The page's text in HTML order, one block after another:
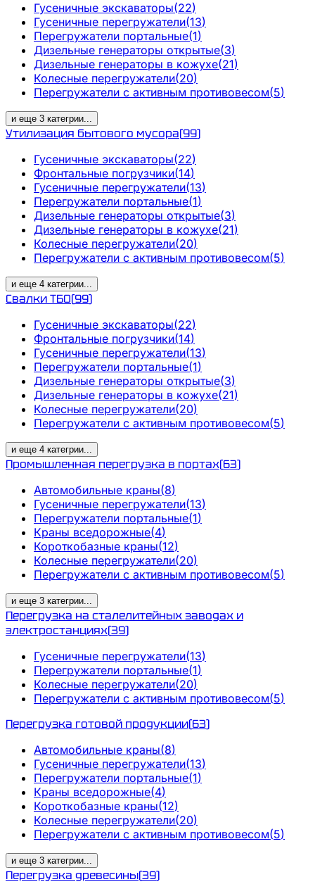
Гусеничные экскаваторы(22)
Гусеничные перегружатели(13)
Перегружатели портальные(1)
Дизельные генераторы открытые(3)
Дизельные генераторы в кожухе(21)
Колесные перегружатели(20)
Перегружатели с активным противовесом(5)
и еще 3 категрии...
Утилизация бытового мусора(99)
Гусеничные экскаваторы(22)
Фронтальные погрузчики(14)
Гусеничные перегружатели(13)
Перегружатели портальные(1)
Дизельные генераторы открытые(3)
Дизельные генераторы в кожухе(21)
Колесные перегружатели(20)
Перегружатели с активным противовесом(5)
и еще 4 категрии...
Свалки ТБО(99)
Гусеничные экскаваторы(22)
Фронтальные погрузчики(14)
Гусеничные перегружатели(13)
Перегружатели портальные(1)
Дизельные генераторы открытые(3)
Дизельные генераторы в кожухе(21)
Колесные перегружатели(20)
Перегружатели с активным противовесом(5)
и еще 4 категрии...
Промышленная перегрузка в портах(63)
Автомобильные краны(8)
Гусеничные перегружатели(13)
Перегружатели портальные(1)
Краны вседорожные(4)
Короткобазные краны(12)
Колесные перегружатели(20)
Перегружатели с активным противовесом(5)
и еще 3 категрии...
Перегрузка на сталелитейных заводах и
электростанциях(39)
Гусеничные перегружатели(13)
Перегружатели портальные(1)
Колесные перегружатели(20)
Перегружатели с активным противовесом(5)
Перегрузка готовой продукции(63)
Автомобильные краны(8)
Гусеничные перегружатели(13)
Перегружатели портальные(1)
Краны вседорожные(4)
Короткобазные краны(12)
Колесные перегружатели(20)
Перегружатели с активным противовесом(5)
и еще 3 категрии...
Перегрузка древесины(39)